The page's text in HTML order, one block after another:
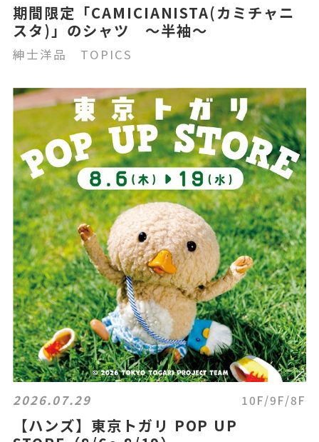
期間限定「CAMICIANISTA(カミチャニ
スタ)」のシャツ ～半袖～
紳士洋品 TOPICS
2026.07.29 10F/9F/8F
【ハンズ】東京トガリ POP UP